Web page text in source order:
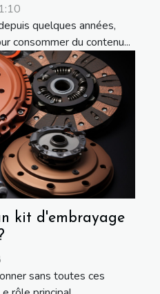
quelques années,
consommer du contenu...
kit d'embrayage
sans toutes ces